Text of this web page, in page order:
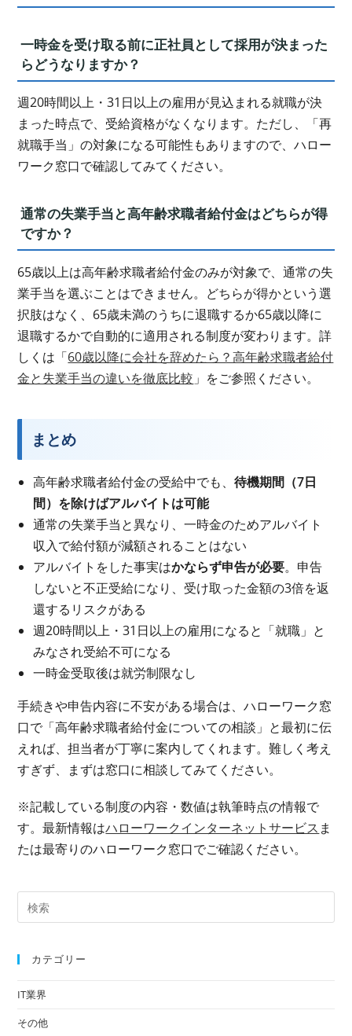
一時金を受け取る前に正社員として採用が決まった
らどうなりますか？
週20時間以上・31日以上の雇用が見込まれる就職が決
まった時点で、受給資格がなくなります。ただし、「再
就職手当」の対象になる可能性もありますので、ハロー
ワーク窓口で確認してみてください。
通常の失業手当と高年齢求職者給付金はどちらが得
ですか？
65歳以上は高年齢求職者給付金のみが対象で、通常の失
業手当を選ぶことはできません。どちらが得かという選
択肢はなく、65歳未満のうちに退職するか65歳以降に
退職するかで自動的に適用される制度が変わります。詳
しくは「60歳以降に会社を辞めたら？高年齢求職者給付
金と失業手当の違いを徹底比較 」をご参照ください。
まとめ
高年齢求職者給付金の受給中でも、待機期間（7日
間）を除けばアルバイトは可能
通常の失業手当と異なり、一時金のためアルバイト
収入で給付額が減額されることはない
アルバイトをした事実はかならず申告が必要。申告
しないと不正受給になり、受け取った金額の3倍を返
還するリスクがある
週20時間以上・31日以上の雇用になると「就職」と
みなされ受給不可になる
一時金受取後は就労制限なし
手続きや申告内容に不安がある場合は、ハローワーク窓
口で「高年齢求職者給付金についての相談」と最初に伝
えれば、担当者が丁寧に案内してくれます。難しく考え
すぎず、まずは窓口に相談してみてください。
※記載している制度の内容・数値は執筆時点の情報で
す。最新情報はハローワークインターネットサービス ま
たは最寄りのハローワーク窓口でご確認ください。
カテゴリー
IT業界
その他